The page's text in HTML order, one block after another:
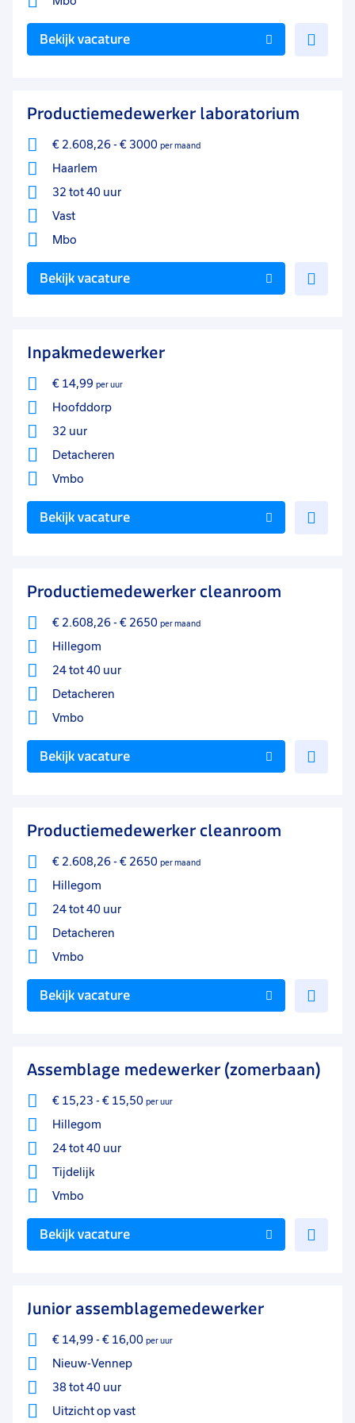
Bekijk vacature
Productiemedewerker laboratorium
€ 2.608,26- € 3000 per maand
Haarlem
32 tot 40 uur
Vast
Mbo
Bekijk vacature
Inpakmedewerker
€ 14,99 per uur
Hoofddorp
32 uur
Detacheren
Vmbo
Bekijk vacature
Productiemedewerker cleanroom
€ 2.608,26- € 2650 per maand
Hillegom
24 tot 40 uur
Detacheren
Vmbo
Bekijk vacature
Productiemedewerker cleanroom
€ 2.608,26- € 2650 per maand
Hillegom
24 tot 40 uur
Detacheren
Vmbo
Bekijk vacature
Assemblage medewerker (zomerbaan)
€ 15,23 - € 15,50 per uur
Hillegom
24 tot 40 uur
Tijdelijk
Vmbo
Bekijk vacature
Junior assemblagemedewerker
€ 14,99 - € 16,00 per uur
Nieuw-Vennep
38 tot 40 uur
Uitzicht op vast